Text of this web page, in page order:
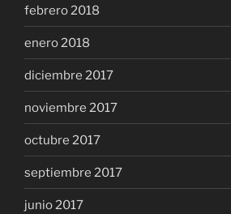
febrero 2018
enero 2018
diciembre 2017
noviembre 2017
octubre 2017
septiembre 2017
junio 2017